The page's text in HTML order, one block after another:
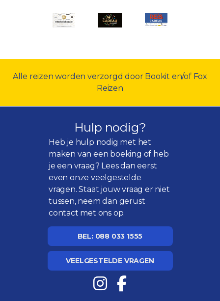
Alle reizen worden verzorgd door Bookit en/of Fox
Reizen
Hulp nodig?
Heb je hulp nodig met het
maken van een boeking of heb
je een vraag? Lees dan eerst
even onzeveelgestelde
vragen. Staat jouw vraag er niet
tussen, neem dan gerust
contact met ons op.
BEL: 088 033 1555
VEELGESTELDE VRAGEN